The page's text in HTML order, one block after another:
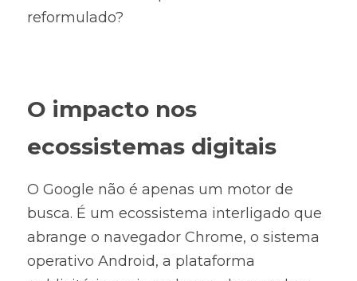
reformulado?
O impacto nos
ecossistemas digitais
O Google não é apenas um motor de
busca. É um ecossistema interligado que
abrange o navegador Chrome, o sistema
operativo Android, a plataforma